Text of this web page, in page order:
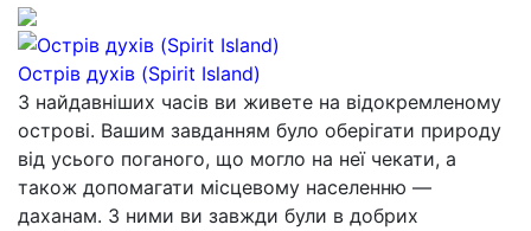
Острів духів (Spirit Island)
З найдавніших часів ви живете на відокремленому
острові. Вашим завданням було оберігати природу
від усього поганого, що могло на неї чекати, а
також допомагати місцевому населенню —
даханам. З ними ви завжди були в добрих